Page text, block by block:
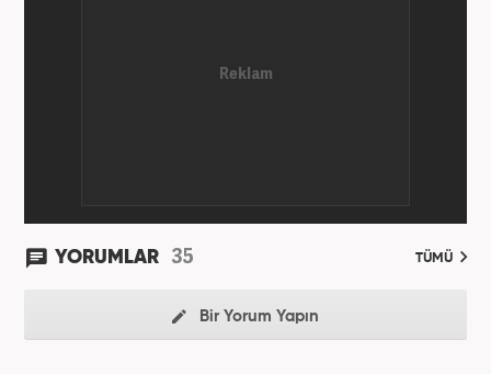
YORUMLAR 35 TÜMÜ
Bir Yorum Yapın